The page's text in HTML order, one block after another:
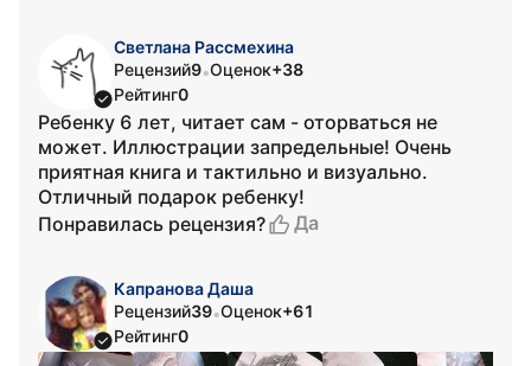
Светлана Рассмехина
Рецензий9•Оценок+38
Рейтинг0
Ребенку 6 лет, читает сам - оторваться не
может. Иллюстрации запредельные! Очень
приятная книга и тактильно и визуально.
Отличный подарок ребенку!
Понравилась рецензия?
Да
Капранова Даша
Рецензий39•Оценок+61
Рейтинг0